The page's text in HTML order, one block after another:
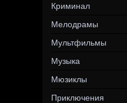
Криминал
Мелодрамы
Мультфильмы
Музыка
Мюзиклы
Приключения